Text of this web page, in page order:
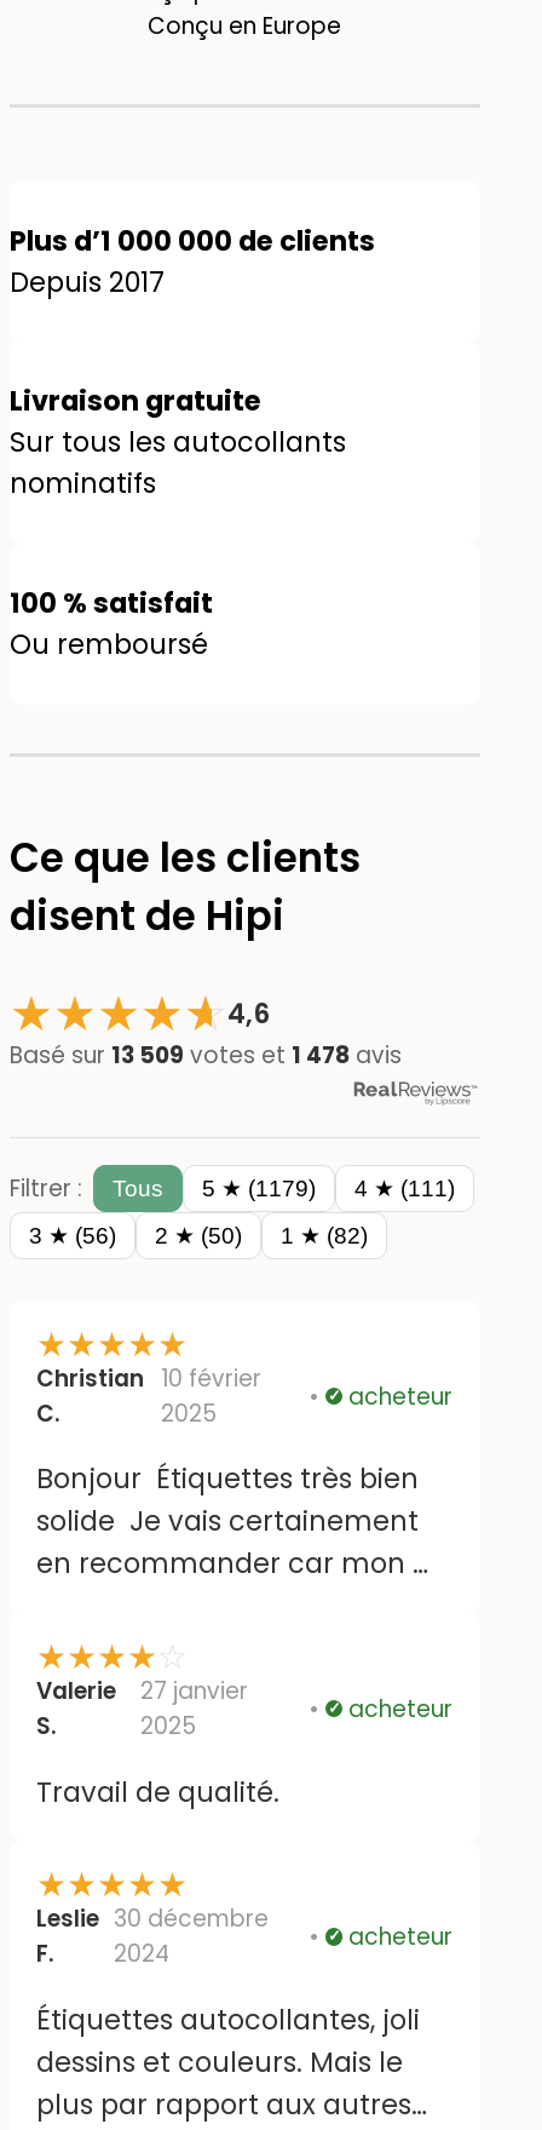
Conçu en Europe
Plus d’1 000 000 de clients
Depuis 2017
Livraison gratuite
Sur tous les autocollants
nominatifs
100 % satisfait
Ou remboursé
Ce que les clients
disent de Hipi
★★★★☆
★4,6
Basé sur 13 509 votes et 1 478 avis
Filtrer : Tous 5 ★ (1179)
4 ★ (111)
3 ★ (56)
2 ★ (50) 1 ★ (82)
★★★★★
Christian
C.
10 février
2025
Vérifié
acheteur
Bonjour Étiquettes très bien
solide Je vais certainement
en recommander car mon m
retraite Bien cordialement
mme chemin
★★★★☆
Valerie
S.
27 janvier
2025
Vérifié
acheteur
Travail de qualité.
★★★★★
Leslie
F.
30 décembre
2024
Vérifié
acheteur
Étiquettes autocollantes, joli
dessins et couleurs. Mais le
plus par rapport aux autres